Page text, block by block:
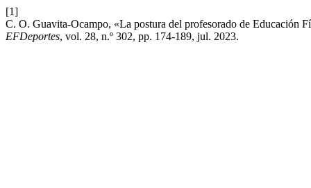
[1]
C. O. Guavita-Ocampo, «La postura del profesorado de Educación
EFDeportes, vol. 28, n.º 302, pp. 174-189, jul. 2023.